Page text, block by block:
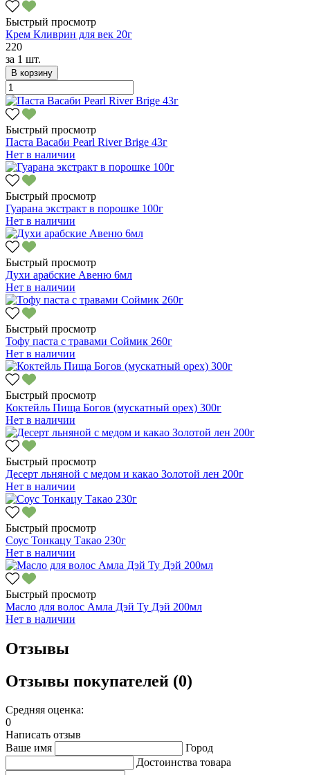
Быстрый просмотр
Крем Кливрин для век 20г
220
за 1 шт.
В корзину
Быстрый просмотр
Паста Васаби Pearl River Brige 43г
Нет в наличии
Быстрый просмотр
Гуарана экстракт в порошке 100г
Нет в наличии
Быстрый просмотр
Духи арабские Авеню 6мл
Нет в наличии
Быстрый просмотр
Тофу паста с травами Соймик 260г
Нет в наличии
Быстрый просмотр
Коктейль Пища Богов (мускатный орех) 300г
Нет в наличии
Быстрый просмотр
Десерт льняной с медом и какао Золотой лен 200г
Нет в наличии
Быстрый просмотр
Соус Тонкацу Такао 230г
Нет в наличии
Быстрый просмотр
Масло для волос Амла Дэй Ту Дэй 200мл
Нет в наличии
Отзывы
Отзывы покупателей (0)
Средняя оценка:
0
Написать отзыв
Ваше имя
Город
Достоинства товара